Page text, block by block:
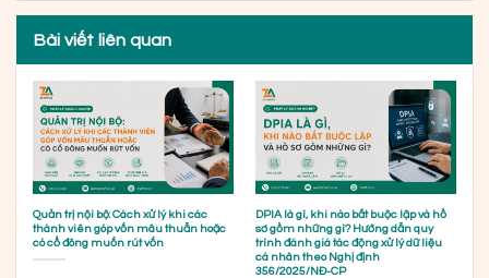
Bài viết liên quan
Quản trị nội bộ: Cách xử lý khi các
thành viên góp vốn mâu thuẫn hoặc
có cổ đông muốn rút vốn
DPIA là gì, khi nào bắt buộc lập và hồ
sơ gồm những gì? Hướng dẫn quy
trình đánh giá tác động xử lý dữ liệu
cá nhân theo Nghị định
356/2025/NĐ-CP